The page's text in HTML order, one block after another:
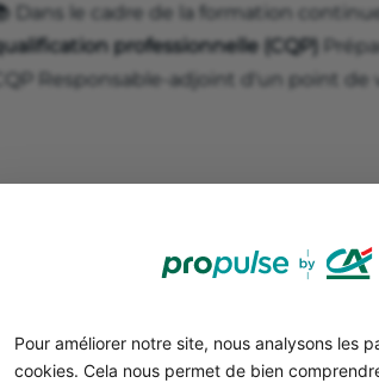
Pour améliorer notre site, nous analysons les
cookies. Cela nous permet de bien
Dans le cadre de la formation
professionnelle (CQP)
Responsable-adjoint d'un point de